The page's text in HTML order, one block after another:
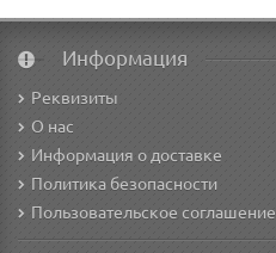
Информация
Реквизиты
О нас
Информация о доставке
Политика безопасности
Пользовательское соглашение